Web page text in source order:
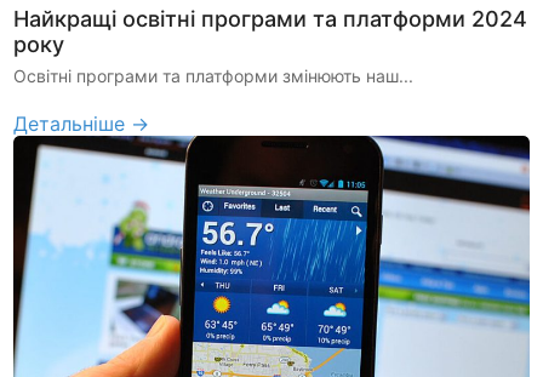
Найкращі освітні програми та платформи 2024
року
Освітні програми та платформи змінюють наш...
Детальніше →